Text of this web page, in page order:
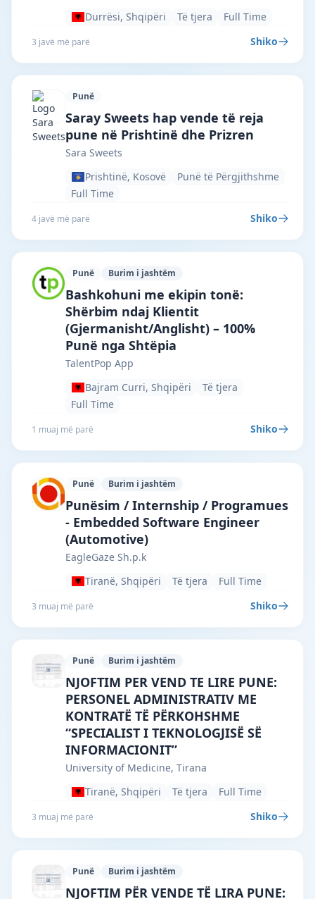
Durrësi, Shqipëri
Të tjera Full Time
3 javë më parë Shiko
Punë
Sara Sweets · Prishtinë · #7255 —
Saray Sweets hap vende të reja
pune në Prishtinë dhe Prizren
Sara Sweets
Prishtinë, Kosovë
Punë të Përgjithshme
Full Time
4 javë më parë Shiko
Punë Burim i jashtëm
TalentPop App · Bajram Curri · #6998 —
Bashkohuni me ekipin tonë:
Shërbim ndaj Klientit
(Gjermanisht/Anglisht) – 100%
Punë nga Shtëpia
TalentPop App
Bajram Curri, Shqipëri
Të tjera
Full Time
1 muaj më parë Shiko
Punë Burim i jashtëm
EagleGaze Sh.p.k · Tiranë · #5866 —
Punësim / Internship / Programues
- Embedded Software Engineer
(Automotive)
EagleGaze Sh.p.k
Tiranë, Shqipëri
Të tjera Full Time
3 muaj më parë Shiko
Punë Burim i jashtëm
University of Medicine, Tirana · Tiranë
NJOFTIM PER VEND TE LIRE PUNE:
PERSONEL ADMINISTRATIV ME
KONTRATË TË PËRKOHSHME
“SPECIALIST I TEKNOLOGJISË SË
INFORMACIONIT”
University of Medicine, Tirana
Tiranë, Shqipëri
Të tjera Full Time
3 muaj më parë Shiko
Punë Burim i jashtëm
University of Medicine, Tirana · Tiranë
NJOFTIM PËR VENDE TË LIRA PUNE: